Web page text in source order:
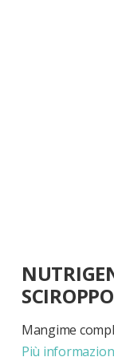
all'inizio
della
galleria
di
immagini
Mangime
Più